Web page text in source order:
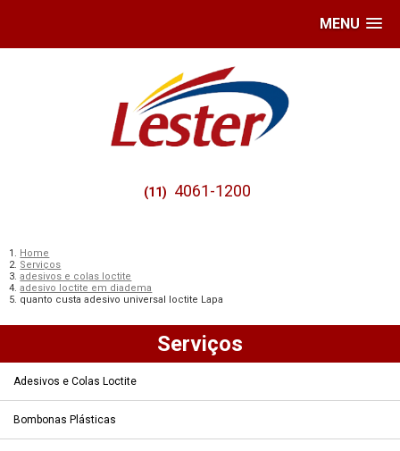
MENU
(11) 4061-1200
Home
Serviços
adesivos e colas loctite
adesivo loctite em diadema
quanto custa adesivo universal loctite Lapa
Serviços
Adesivos e Colas Loctite
Bombonas Plásticas